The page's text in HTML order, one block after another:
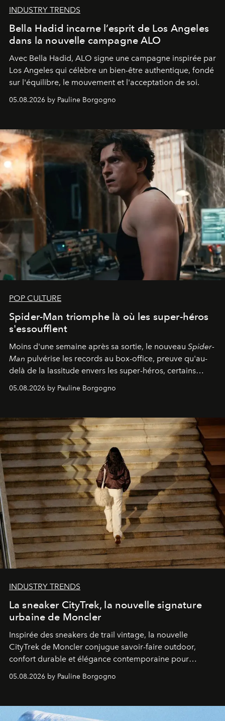
INDUSTRY TRENDS
Bella Hadid incarne l’esprit de Los Angeles
dans la nouvelle campagne ALO
Avec Bella Hadid, ALO signe une campagne inspirée par
Los Angeles qui célèbre un bien-être authentique, fondé
sur l'équilibre, le mouvement et l'acceptation de soi.
05.08.2026 by Pauline Borgogno
POP CULTURE
Spider-Man triomphe là où les super-héros
s'essoufflent
Moins d'une semaine après sa sortie, le nouveau Spider-
Man pulvérise les records au box-office, preuve qu'au-
delà de la lassitude envers les super-héros, certains
personnages continuent de susciter une ferveur intacte.
05.08.2026 by Pauline Borgogno
INDUSTRY TRENDS
La sneaker CityTrek, la nouvelle signature
urbaine de Moncler
Inspirée des sneakers de trail vintage, la nouvelle
CityTrek de Moncler conjugue savoir-faire outdoor,
confort durable et élégance contemporaine pour
accompagner les explorations du quotidien.
05.08.2026 by Pauline Borgogno